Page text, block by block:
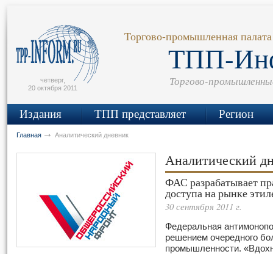
четверг,
20 октября 2011
Торгово-промышленная
ТПП-
Торгово-
Издания ТПП представляет Регион
Главная Аналитический дневник
Аналитический
ФАС разрабатывает
доступа на рынке
30 сентября 2011 г.
Федеральная
решением очередного
промышленности.